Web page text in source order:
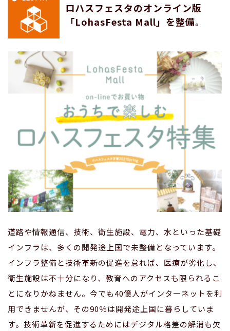
ロハスフェスタのオンライン版
「LohasFesta Mall」を整備。
道路や情報通信、技術、衛生施設、電力、水といった基礎
インフラは、多くの開発途上国で未整備となっています。
インフラ整備と技術革新の促進を怠れば、医療が劣化し、
衛生施設は不十分になり、教育へのアクセスも限られるこ
とになりかねません。今でも40億人がインターネットを利
用できませんが、その90％は開発途上国に暮らしていま
す。技術革新を促進するためにはデジタル格差の解消も欠